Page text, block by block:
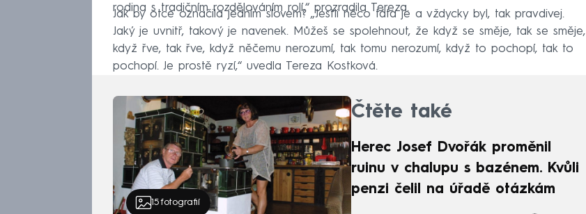
rodina s tradičním rozdělováním rolí,“ prozradila Tereza.
Jak by otce označila jedním slovem? „Jestli něco táta je a vždycky byl, tak pravdivej.
Jaký je uvnitř, takový je navenek. Můžeš se spolehnout, že když se směje, tak se směje,
když řve, tak řve, když něčemu nerozumí, tak tomu nerozumí, když to pochopí, tak to
pochopí. Je prostě ryzí,“ uvedla Tereza Kostková.
15fotografií
Čtěte také
Herec Josef Dvořák proměnil
ruinu v chalupu s bazénem. Kvůli
penzi čelil na úřadě otázkám